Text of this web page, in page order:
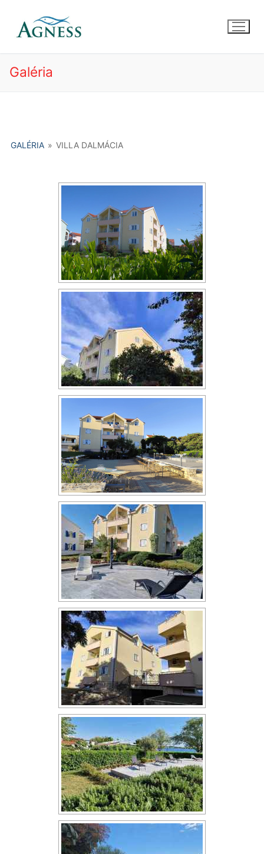
obsah
Galéria
GALÉRIA » VILLA DALMÁCIA